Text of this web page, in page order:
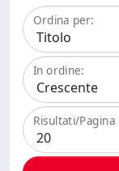
Ordina per:
In ordine:
Risultati/Pagina